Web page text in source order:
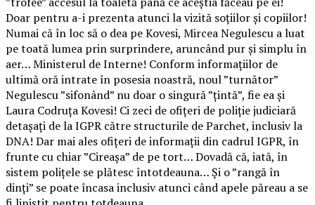
Doar pentru a-i prezenta atunci la vizită soțiilor și copiilor!
Numai că în loc să o dea pe Kovesi, Mircea Negulescu a luat
pe toată lumea prin surprindere, aruncând pur și simplu în
aer… Ministerul de Interne! Conform informațiilor de
ultimă oră intrate în posesia noastră, noul ”turnător”
Negulescu ”sifonând” nu doar o singură ”țintă”, fie ea și
Laura Codruța Kovesi! Ci zeci de ofițeri de poliție judiciară
detașați de la IGPR către structurile de Parchet, inclusiv la
DNA! Dar mai ales ofițeri de informații din cadrul IGPR, în
frunte cu chiar ”Cireașa” de pe tort… Dovadă că, iată, în
sistem polițele se plătesc întotdeauna… Și o ”rangă în
dinți” se poate încasa inclusiv atunci când apele păreau a se